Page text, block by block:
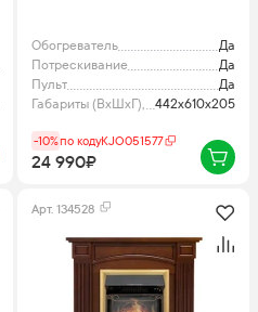
Обогреватель
Да
Потрескивание
Да
Пульт
Да
Габариты (ВхШхГ), мм442x610x205
-10%по кодуKJO051577
24 990₽
Арт. 134528